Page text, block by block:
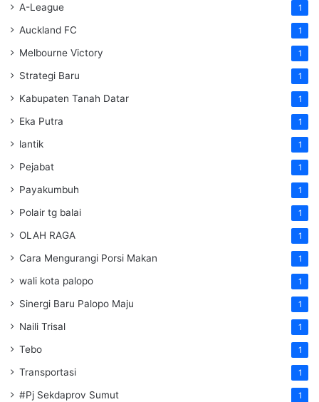
A-League 1
Auckland FC 1
Melbourne Victory 1
Strategi Baru 1
Kabupaten Tanah Datar 1
Eka Putra 1
lantik 1
Pejabat 1
Payakumbuh 1
Polair tg balai 1
OLAH RAGA 1
Cara Mengurangi Porsi Makan 1
wali kota palopo 1
Sinergi Baru Palopo Maju 1
Naili Trisal 1
Tebo 1
Transportasi 1
#Pj Sekdaprov Sumut 1